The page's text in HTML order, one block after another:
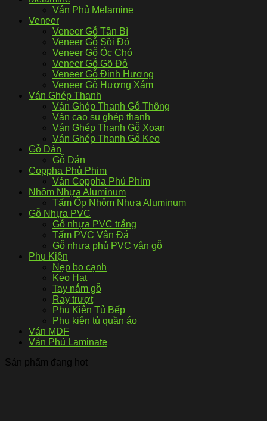
Ván Phủ Melamine
Veneer
Veneer Gỗ Tần Bì
Veneer Gỗ Sồi Đỏ
Veneer Gỗ Óc Chó
Veneer Gỗ Gõ Đỏ
Veneer Gỗ Đinh Hương
Veneer Gỗ Hương Xám
Ván Ghép Thanh
Ván Ghép Thanh Gỗ Thông
Ván cao su ghép thanh
Ván Ghép Thanh Gỗ Xoan
Ván Ghép Thanh Gỗ Keo
Gỗ Dán
Gỗ Dán
Coppha Phủ Phim
Ván Coppha Phủ Phim
Nhôm Nhựa Aluminum
Tấm Ốp Nhôm Nhựa Aluminum
Gỗ Nhựa PVC
Gỗ nhựa PVC trắng
Tấm PVC Vân Đá
Gỗ nhựa phủ PVC vân gỗ
Phụ Kiện
Nẹp bo cạnh
Keo Hạt
Tay nắm gỗ
Ray trượt
Phụ Kiện Tủ Bếp
Phụ kiện tủ quần áo
Ván MDF
Ván Phủ Laminate
Sản phẩm đang hot